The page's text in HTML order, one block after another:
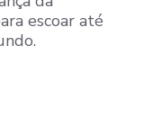
escoar até